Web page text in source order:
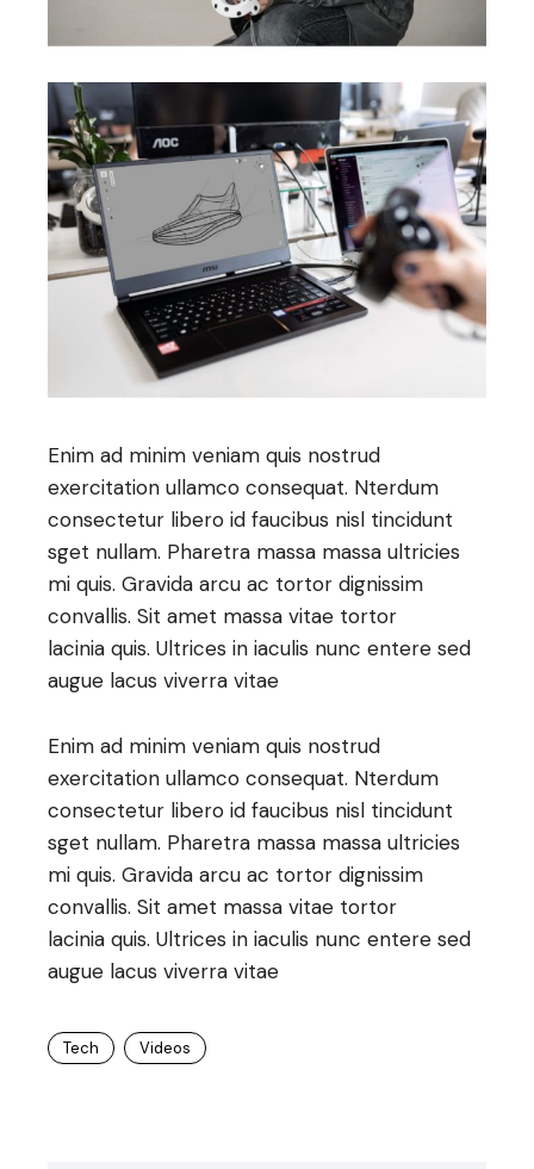
Enim ad minim veniam quis nostrud
exercitation ullamco consequat. Nterdum
consectetur libero id faucibus nisl tincidunt
sget nullam. Pharetra massa massa ultricies
mi quis. Gravida arcu ac tortor dignissim
convallis. Sit amet massa vitae tortor
lacinia quis. Ultrices in iaculis nunc entere sed
augue lacus viverra vitae
Enim ad minim veniam quis nostrud
exercitation ullamco consequat. Nterdum
consectetur libero id faucibus nisl tincidunt
sget nullam. Pharetra massa massa ultricies
mi quis. Gravida arcu ac tortor dignissim
convallis. Sit amet massa vitae tortor
lacinia quis. Ultrices in iaculis nunc entere sed
augue lacus viverra vitae
Tech Videos